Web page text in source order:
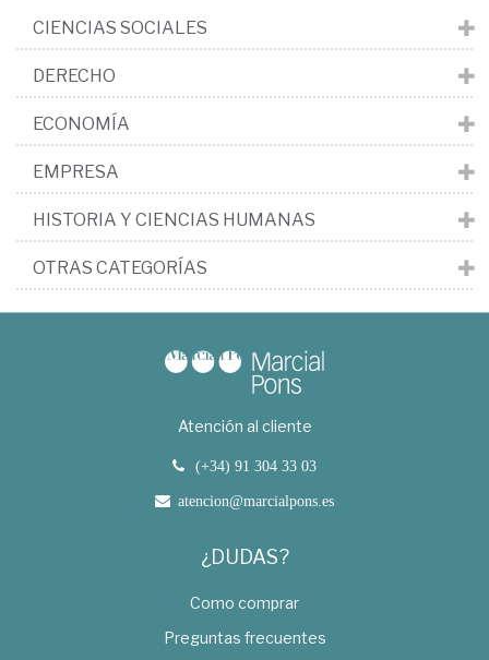
CIENCIAS SOCIALES
DERECHO
ECONOMÍA
EMPRESA
HISTORIA Y CIENCIAS HUMANAS
OTRAS CATEGORÍAS
Atención al cliente
(+34) 91 304 33 03
atencion@marcialpons.es
¿DUDAS?
Como comprar
Preguntas frecuentes